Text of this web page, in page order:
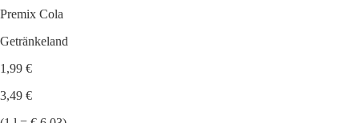
Premix Cola
Getränkeland
1,99 €
3,49 €